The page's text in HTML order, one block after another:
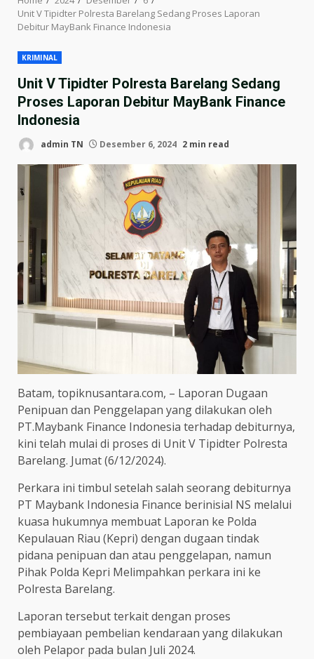
Unit V Tipidter Polresta Barelang Sedang Proses Laporan
Debitur MayBank Finance Indonesia
KRIMINAL
Unit V Tipidter Polresta Barelang Sedang
Proses Laporan Debitur MayBank Finance
Indonesia
admin TN Desember 6, 2024 2 min read
Batam, topiknusantara.com, – Laporan Dugaan
Penipuan dan Penggelapan yang dilakukan oleh
PT.Maybank Finance Indonesia terhadap debiturnya,
kini telah mulai di proses di Unit V Tipidter Polresta
Barelang. Jumat (6/12/2024).
Perkara ini timbul setelah salah seorang debiturnya
PT Maybank Indonesia Finance berinisial NS melalui
kuasa hukumnya membuat Laporan ke Polda
Kepulauan Riau (Kepri) dengan dugaan tindak
pidana penipuan dan atau penggelapan, namun
Pihak Polda Kepri Melimpahkan perkara ini ke
Polresta Barelang.
Laporan tersebut terkait dengan proses
pembiayaan pembelian kendaraan yang dilakukan
oleh Pelapor pada bulan Juli 2024.